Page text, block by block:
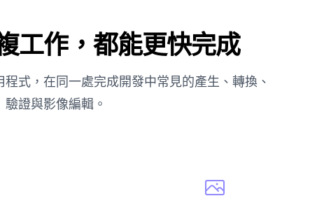
工作，都能更快完成
式，在同一處完成開發中常見的產生、轉換、
驗證與影像編輯。